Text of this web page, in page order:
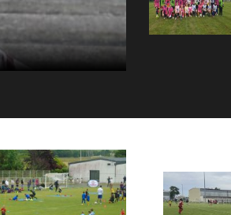
Photo P Castelain